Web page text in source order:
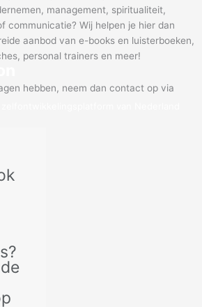
van Nederland
management, spiritualiteit,
communicatie? Wij helpen je hier dan
aanbod van e-books en luisterboeken,
personal trainers en meer!
hebben, neem dan contact op via